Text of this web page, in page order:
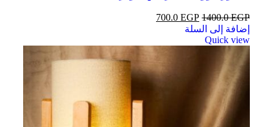
1400.0EGP
700.0 EGP
إضافة إلى السلة
Quick view